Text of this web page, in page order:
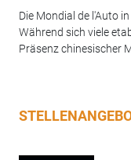
Die Mondial de l'Auto
Während sich viele
Präsenz chinesischer